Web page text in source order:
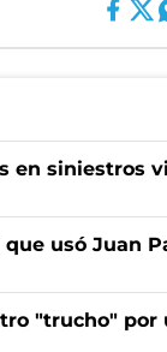
en siniestros
usó Juan
"trucho" por